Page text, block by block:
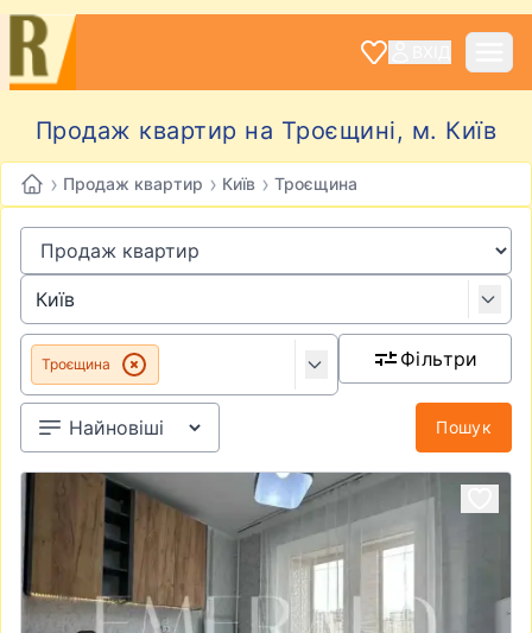
Продаж квартир на Троєщині, м. Київ
› Продаж квартир › Київ › Троєщина
Троєщина Фільтри
Пошук